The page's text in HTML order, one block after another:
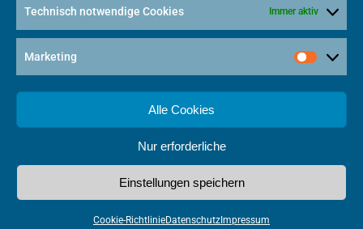
Technisch notwendige Cookies Immer aktiv
Marketing
Alle Cookies
Nur erforderliche
Einstellungen speichern
Cookie-RichtlinieDatenschutz Impressum
Made with by Punktkom Werbeagentur